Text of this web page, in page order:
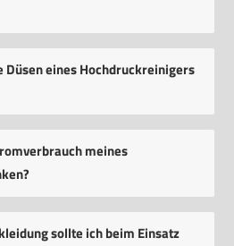
eines Hochdruckreinigers
meines
sollte ich beim Einsatz